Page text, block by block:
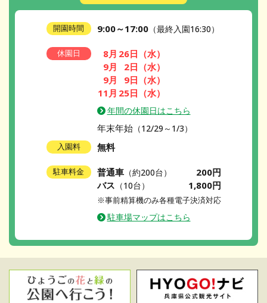
開園時間 9:00～17:00（最終入園16:30）
休園日 8月 26日 （水）
9月
2日 （水）
9月
9日 （水）
11月 25日 （水）
年間の休園日はこちら
年末年始（12/29～1/3）
入園料 無料
駐車料金 普通車（約200台）
200円
バス （10台） 1,800円
※事前精算機のみ各種電子決済対応
駐車場マップはこちら